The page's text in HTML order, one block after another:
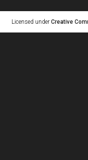
Licensed under Creative